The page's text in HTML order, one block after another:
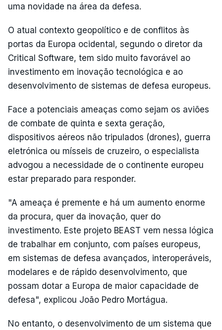
uma novidade na área da defesa.
O atual contexto geopolítico e de conflitos às
portas da Europa ocidental, segundo o diretor da
Critical Software, tem sido muito favorável ao
investimento em inovação tecnológica e ao
desenvolvimento de sistemas de defesa europeus.
Face a potenciais ameaças como sejam os aviões
de combate de quinta e sexta geração,
dispositivos aéreos não tripulados (drones), guerra
eletrónica ou mísseis de cruzeiro, o especialista
advogou a necessidade de o continente europeu
estar preparado para responder.
"A ameaça é premente e há um aumento enorme
da procura, quer da inovação, quer do
investimento. Este projeto BEAST vem nessa lógica
de trabalhar em conjunto, com países europeus,
em sistemas de defesa avançados, interoperáveis,
modelares e de rápido desenvolvimento, que
possam dotar a Europa de maior capacidade de
defesa", explicou João Pedro Mortágua.
No entanto, o desenvolvimento de um sistema que